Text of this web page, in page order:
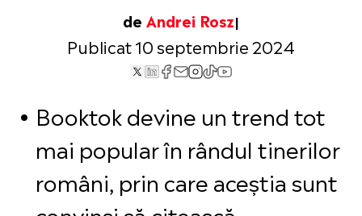
de Andrei Rosz
Publicat 10 septembrie 2024
Booktok devine un trend tot
mai popular în rândul tinerilor
români, prin care aceștia sunt